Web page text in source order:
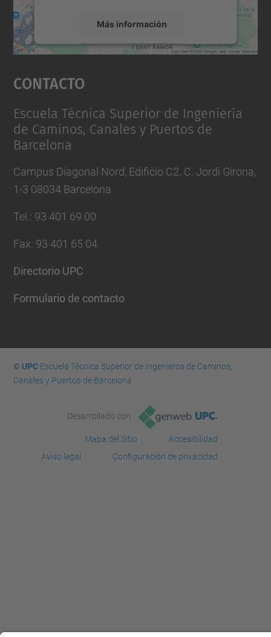
Más información
Aceptar
powered by
Contacto
Escuela Técnica Superior de Ingeniería
de Caminos, Canales y Puertos de
Barcelona
Campus Diagonal Nord, Edificio C2. C. Jordi Girona,
1-3 08034 Barcelona
Tel. : 93 401 69 00
Fax: 93 401 65 04
Directorio UPC
Formulario de contacto
© UPCEscuela Técnica Superior de Ingenieros de Caminos,
Canales y Puertos de Barcelona
Desarrollado con
Mapa del Sitio
Accesibilidad
Aviso legal
Configuración de privacidad